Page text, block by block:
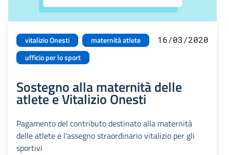
vitalizio Onesti
maternità atlete
ufficio per lo sport
16/03/2020
Sostegno alla maternità delle
atlete e Vitalizio Onesti
Pagamento del contributo destinato alla maternità
delle atlete e l'assegno straordinario vitalizio per gli
sportivi